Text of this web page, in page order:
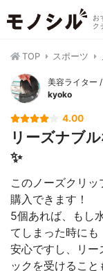
お
ク
TOP スポーツ
美容ライター
kyoko
4.00
リーズナブ
✨
このノーズクリ
購入できます！
5個あれば、もし
てしまった時にも
安心ですし、リー
ックを受けること